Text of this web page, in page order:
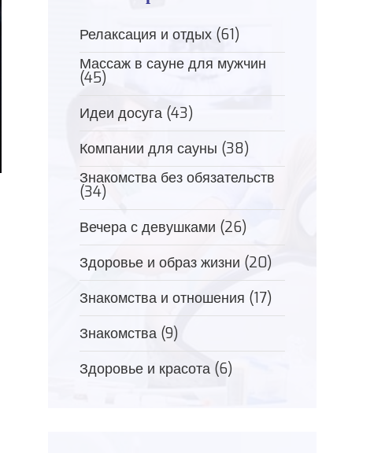
Релаксация и отдых (61)
Массаж в сауне для мужчин
(45)
Идеи досуга (43)
Компании для сауны (38)
Знакомства без обязательств
(34)
Вечера с девушками (26)
Здоровье и образ жизни (20)
Знакомства и отношения (17)
Знакомства (9)
Здоровье и красота (6)